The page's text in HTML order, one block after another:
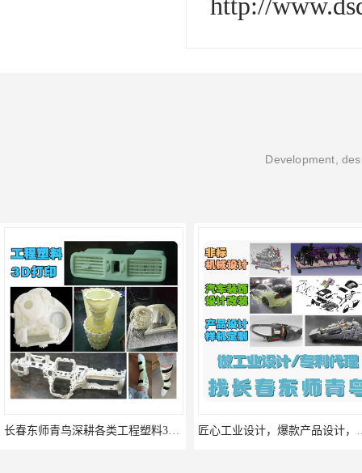
http://
Development,
长春东师青鸟深耕各类工程塑料3D打印十余年，一对一服务 匠心工业设计，爆